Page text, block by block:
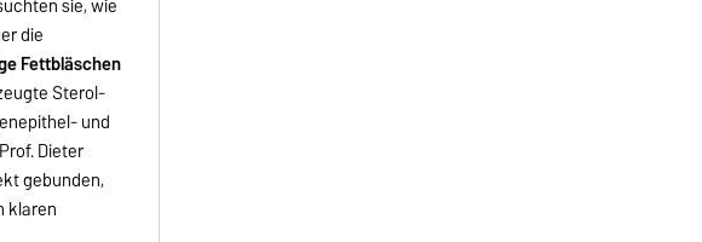
die
Fettbläschen
Sterol-
und
Dieter
gebunden,
klaren